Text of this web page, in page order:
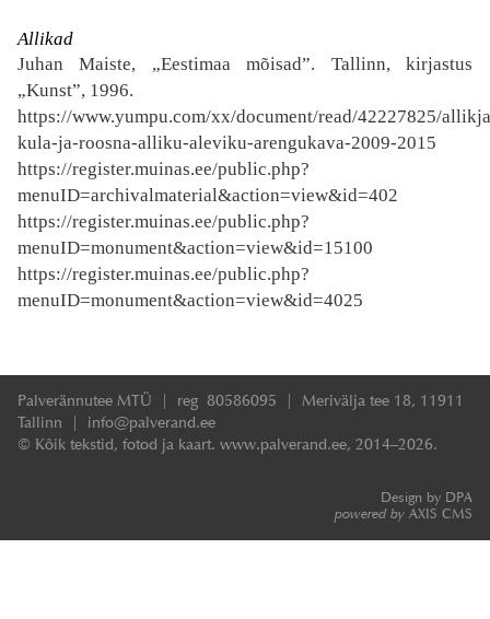
Allikad
Juhan Maiste, „Eestimaa mõisad”. Tallinn, kirjastus
„Kunst”, 1996.
https://www.yumpu.com/xx/document/read/42227825/
kula-ja-roosna-alliku-aleviku-arengukava-2009-2015
https://register.muinas.ee/public.php?
menuID=archivalmaterial&action=view&id=402
https://register.muinas.ee/public.php?
menuID=monument&action=view&id=15100
https://register.muinas.ee/public.php?
menuID=monument&action=view&id=4025
Palverännutee MTÜ | reg 80586095 | Merivälja tee 18, 11911
Tallinn | info@palverand.ee
© Kõik tekstid, fotod ja kaart. www.palverand.ee, 2014–2026.
Design by DPA
powered by AXIS CMS